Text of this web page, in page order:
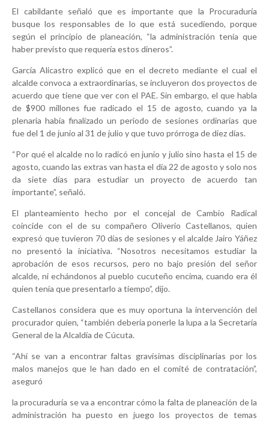
El cabildante señaló que es importante que la Procuraduría
busque los responsables de lo que está sucediendo, porque
según el principio de planeación, “la administración tenía que
haber previsto que requería estos dineros”.
García Alicastro explicó que en el decreto mediante el cual el
alcalde convoca a extraordinarias, se incluyeron dos proyectos de
acuerdo que tiene que ver con el PAE. Sin embargo, el que habla
de $900 millones fue radicado el 15 de agosto, cuando ya la
plenaria había finalizado un periodo de sesiones ordinarias que
fue del 1 de junio al 31 de julio y que tuvo prórroga de diez días.
“Por qué el alcalde no lo radicó en junio y julio sino hasta el 15 de
agosto, cuando las extras van hasta el día 22 de agosto y solo nos
da siete días para estudiar un proyecto de acuerdo tan
importante”, señaló.
El planteamiento hecho por el concejal de Cambio Radical
coincide con el de su compañero Oliverio Castellanos, quien
expresó que tuvieron 70 días de sesiones y el alcalde Jairo Yáñez
no presentó la iniciativa. “Nosotros necesitamos estudiar la
aprobación de esos recursos, pero no bajo presión del señor
alcalde, ni echándonos al pueblo cucuteño encima, cuando era él
quien tenía que presentarlo a tiempo”, dijo.
Castellanos considera que es muy oportuna la intervención del
procurador quien, “también debería ponerle la lupa a la Secretaría
General de la Alcaldía de Cúcuta.
“Ahí se van a encontrar faltas gravísimas disciplinarias por los
malos manejos que le han dado en el comité de contratación”,
aseguró
la procuraduría se va a encontrar cómo la falta de planeación de la
administración ha puesto en juego los proyectos de temas